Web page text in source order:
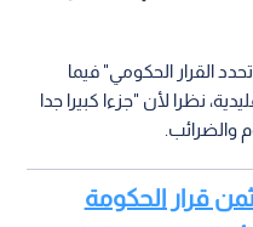
القرار الحكومي" فيما
نظرا لأن "جزءا كبيرا جدا
والضرائب.
قرار الحكومة